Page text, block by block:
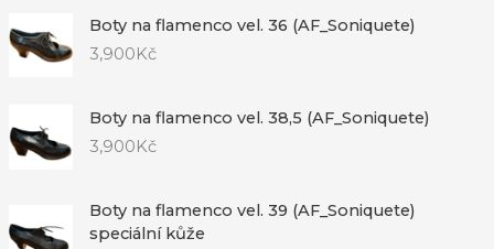
Boty na flamenco vel. 36 (AF_Soniquete)
3,900Kč
Boty na flamenco vel. 38,5 (AF_Soniquete)
3,900Kč
Boty na flamenco vel. 39 (AF_Soniquete)
speciální kůže